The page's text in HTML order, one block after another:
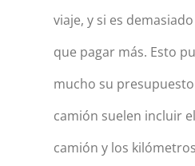
viaje, y si es
que pagar más. Esto
mucho su
camión suelen incluir
camión y los